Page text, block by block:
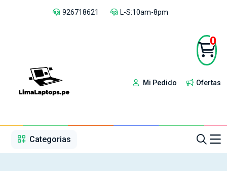
926718621 L-S:10am-8pm
Mi Pedido Ofertas
0
Categorias